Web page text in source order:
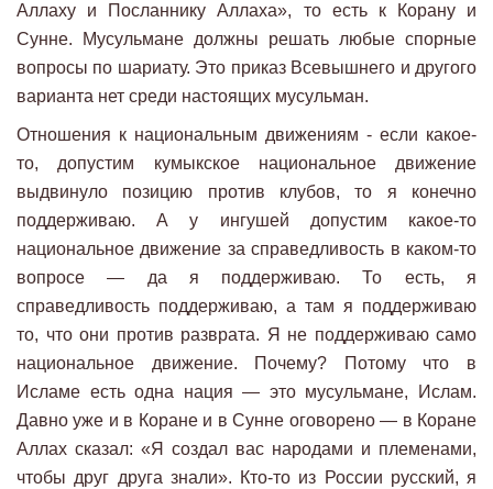
Аллаху и Посланнику Аллаха», то есть к Корану и
Сунне. Мусульмане должны решать любые спорные
вопросы по шариату. Это приказ Всевышнего и другого
варианта нет среди настоящих мусульман.
Отношения к национальным движениям - если какое-
то, допустим кумыкское национальное движение
выдвинуло позицию против клубов, то я конечно
поддерживаю. А у ингушей допустим какое-то
национальное движение за справедливость в каком-то
вопросе — да я поддерживаю. То есть, я
справедливость поддерживаю, а там я поддерживаю
то, что они против разврата. Я не поддерживаю само
национальное движение. Почему? Потому что в
Исламе есть одна нация — это мусульмане, Ислам.
Давно уже и в Коране и в Сунне оговорено — в Коране
Аллах сказал: «Я создал вас народами и племенами,
чтобы друг друга знали». Кто-то из России русский, я